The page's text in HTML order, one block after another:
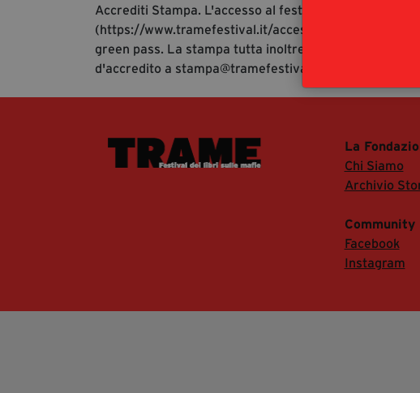
Accrediti Stampa. L'accesso al festival ai giornalisti
(https://www.tramefestival.it/accesso-eventi) : è
green pass. La stampa tutta inoltre è invitata ad
d'accredito a stampa@tramefestival.it al fine di
La
Chi Siamo
Archivio
Community
Facebook
Instagram